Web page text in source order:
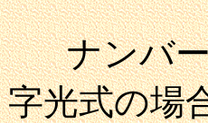
ナンバ
字光式の場